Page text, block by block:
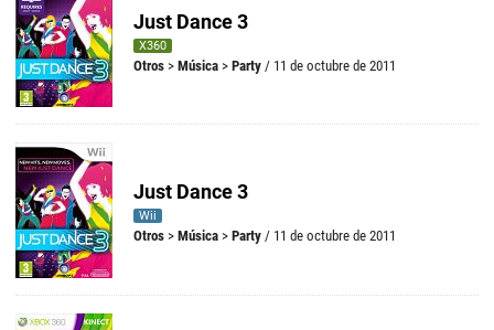
Just Dance 3
X360
Otros > Música > Party / 11 de octubre de 2011
Just Dance 3
Wii
Otros > Música > Party / 11 de octubre de 2011